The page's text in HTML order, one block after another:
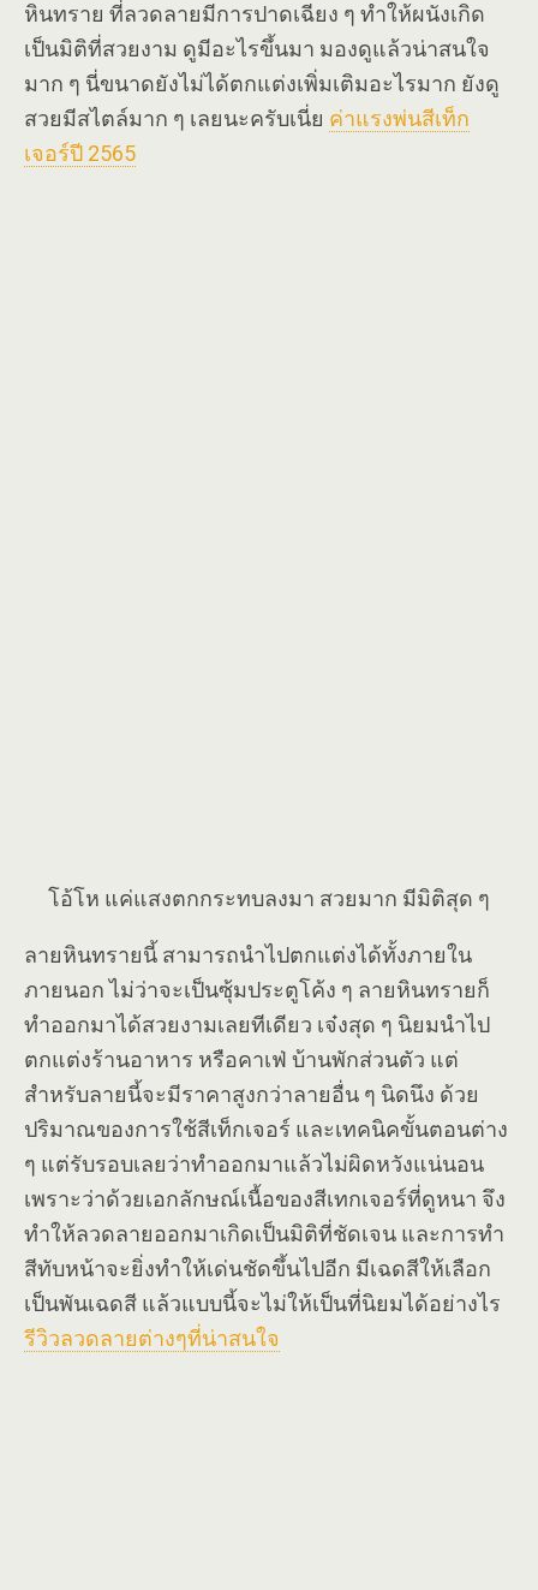
หินทราย ที่ลวดลายมีการปาดเฉียง ๆ ทำให้ผนังเกิด
เป็นมิติที่สวยงาม ดูมีอะไรขึ้นมา มองดูแล้วน่าสนใจ
มาก ๆ นี่ขนาดยังไม่ได้ตกแต่งเพิ่มเติมอะไรมาก ยังดู
สวยมีสไตล์มาก ๆ เลยนะครับเนี่ย ค่าแรงพ่นสีเท็ก
เจอร์ปี 2565
โอ้โห แค่แสงตกกระทบลงมา สวยมาก มีมิติสุด ๆ
ลายหินทรายนี้ สามารถนำไปตกแต่งได้ทั้งภายใน
ภายนอก ไม่ว่าจะเป็นซุ้มประตูโค้ง ๆ ลายหินทรายก็
ทำออกมาได้สวยงามเลยทีเดียว เจ๋งสุด ๆ นิยมนำไป
ตกแต่งร้านอาหาร หรือคาเฟ่ บ้านพักส่วนตัว แต่
สำหรับลายนี้จะมีราคาสูงกว่าลายอื่น ๆ นิดนึง ด้วย
ปริมาณของการใช้สีเท็กเจอร์ และเทคนิคขั้นตอนต่าง
ๆ แต่รับรอบเลยว่าทำออกมาแล้วไม่ผิดหวังแน่นอน
เพราะว่าด้วยเอกลักษณ์เนื้อของสีเทกเจอร์ที่ดูหนา จึง
ทำให้ลวดลายออกมาเกิดเป็นมิติที่ชัดเจน และการทำ
สีทับหน้าจะยิ่งทำให้เด่นชัดขึ้นไปอีก มีเฉดสีให้เลือก
เป็นพันเฉดสี แล้วแบบนี้จะไม่ให้เป็นที่นิยมได้อย่างไร
รีวิวลวดลายต่างๆที่น่าสนใจ